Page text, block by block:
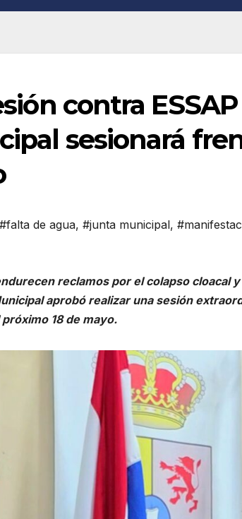
contra
sesionará
#falta de agua, #junta municipal,
reclamos por el colapso cloacal
aprobó realizar una sesión
18 de mayo.